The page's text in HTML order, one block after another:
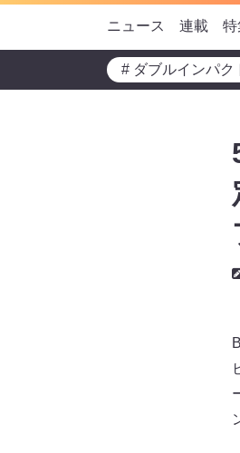
ニュース 連載 特
# ダブルインパク